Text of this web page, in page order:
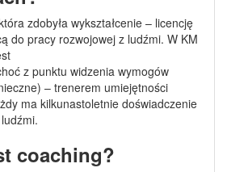
zdobyła wykształcenie – licencję
do pracy rozwojowej z ludźmi. W KM
z punktu widzenia wymogów
– trenerem umiejętności
ma kilkunastoletnie doświadczenie
coaching?